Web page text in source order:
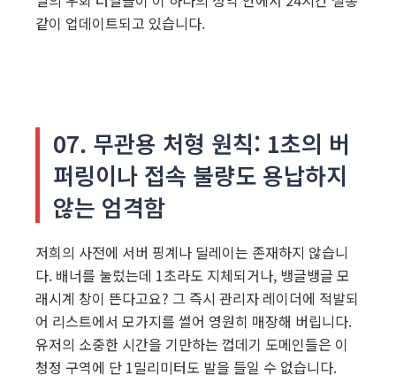
같이 업데이트되고 있습니다.
07. 무관용 처형 원칙: 1초의 버
퍼링이나 접속 불량도 용납하지
않는 엄격함
저희의 사전에 서버 핑계나 딜레이는 존재하지 않습니
다. 배너를 눌렀는데 1초라도 지체되거나, 뱅글뱅글 모
래시계 창이 뜬다고요? 그 즉시 관리자 레이더에 적발되
어 리스트에서 모가지를 썰어 영원히 매장해 버립니다.
유저의 소중한 시간을 기만하는 껍데기 도메인들은 이
청정 구역에 단 1밀리미터도 발을 들일 수 없습니다.